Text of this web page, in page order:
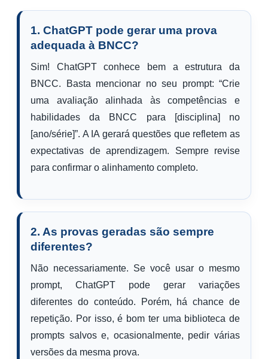
1. ChatGPT pode gerar uma prova
adequada à BNCC?
Sim! ChatGPT conhece bem a estrutura da
BNCC. Basta mencionar no seu prompt: “Crie
uma avaliação alinhada às competências e
habilidades da BNCC para [disciplina] no
[ano/série]”. A IA gerará questões que refletem as
expectativas de aprendizagem. Sempre revise
para confirmar o alinhamento completo.
2. As provas geradas são sempre
diferentes?
Não necessariamente. Se você usar o mesmo
prompt, ChatGPT pode gerar variações
diferentes do conteúdo. Porém, há chance de
repetição. Por isso, é bom ter uma biblioteca de
prompts salvos e, ocasionalmente, pedir várias
versões da mesma prova.